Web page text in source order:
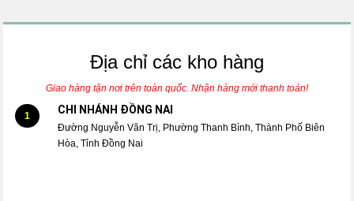
Địa chỉ các kho hàng
Giao hàng tận nơi trên toàn quốc. Nhận hàng mới thanh toán!
1 CHI NHÁNH ĐỒNG NAI
Đường Nguyễn Văn Trị, Phường Thanh Bình, Thành Phố Biên
Hòa, Tỉnh Đồng Nai